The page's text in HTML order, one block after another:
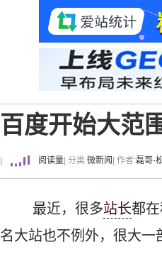
百度开始大范
阅读量 | 分类:微新闻 | 作者:磊哥-
最近，很多站长都
名大站也不例外，很大一